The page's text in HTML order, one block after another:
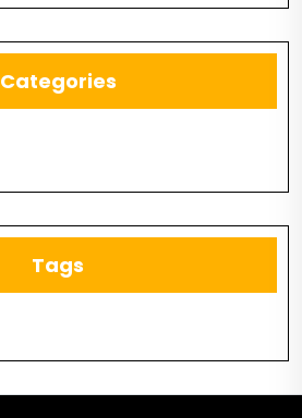
Categories
Tags